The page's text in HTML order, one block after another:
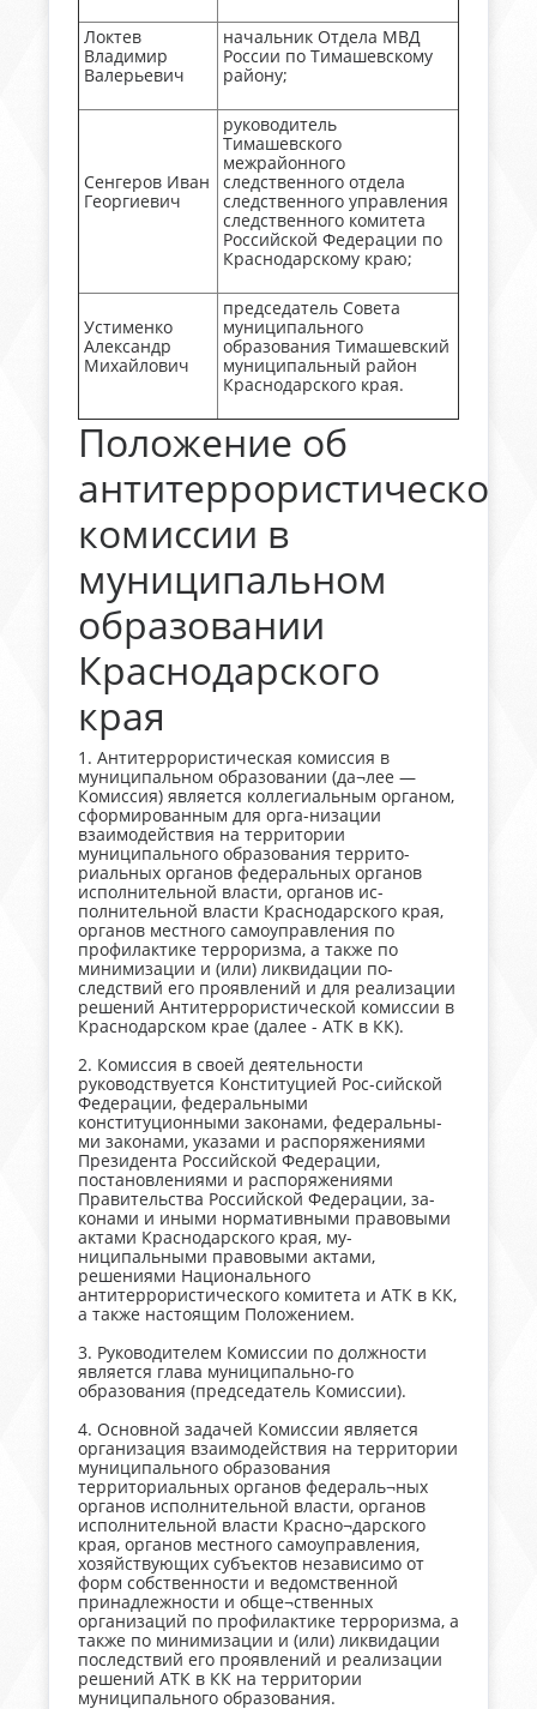
Локтев
Владимир
Валерьевич
начальник Отдела МВД
России по Тимашевскому
району;
Сенгеров Иван
Георгиевич
руководитель
Тимашевского
межрайонного
следственного отдела
следственного управления
следственного комитета
Российской Федерации по
Краснодарскому краю;
Устименко
Александр
Михайлович
председатель Совета
муниципального
образования Тимашевский
муниципальный район
Краснодарского края.
Положение об
антитеррористической
комиссии в
муниципальном
образовании
Краснодарского
края
1. Антитеррористическая комиссия в
муниципальном образовании (да¬лее —
Комиссия) является коллегиальным органом,
сформированным для орга-низации
взаимодействия на территории
муниципального образования террито-
риальных органов федеральных органов
исполнительной власти, органов ис-
полнительной власти Краснодарского края,
органов местного самоуправления по
профилактике терроризма, а также по
минимизации и (или) ликвидации по-
следствий его проявлений и для реализации
решений Антитеррористической комиссии в
Краснодарском крае (далее - АТК в КК).
2. Комиссия в своей деятельности
руководствуется Конституцией Рос-сийской
Федерации, федеральными
конституционными законами, федеральны-
ми законами, указами и распоряжениями
Президента Российской Федерации,
постановлениями и распоряжениями
Правительства Российской Федерации, за-
конами и иными нормативными правовыми
актами Краснодарского края, му-
ниципальными правовыми актами,
решениями Национального
антитеррористического комитета и АТК в КК,
а также настоящим Положением.
3. Руководителем Комиссии по должности
является глава муниципально-го
образования (председатель Комиссии).
4. Основной задачей Комиссии является
организация взаимодействия на территории
муниципального образования
территориальных органов федераль¬ных
органов исполнительной власти, органов
исполнительной власти Красно¬дарского
края, органов местного самоуправления,
хозяйствующих субъектов независимо от
форм собственности и ведомственной
принадлежности и обще¬ственных
организаций по профилактике терроризма, а
также по минимизации и (или) ликвидации
последствий его проявлений и реализации
решений АТК в КК на территории
муниципального образования.